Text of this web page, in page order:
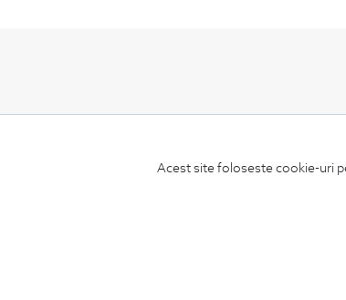
Acest site foloseste cookie-uri
LA NEWSLETTER